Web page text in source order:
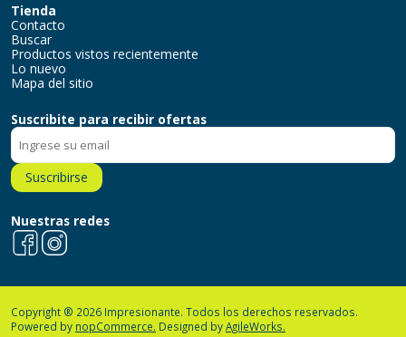
Tienda
Contacto
Buscar
Productos vistos recientemente
Lo nuevo
Mapa del sitio
Suscribite para recibir ofertas
Suscribirse
Nuestras redes
FacebookInstagram
Copyright ® 2026 Impresionante. Todos los derechos reservados.
Powered by nopCommerce. Designed byAgileWorks.